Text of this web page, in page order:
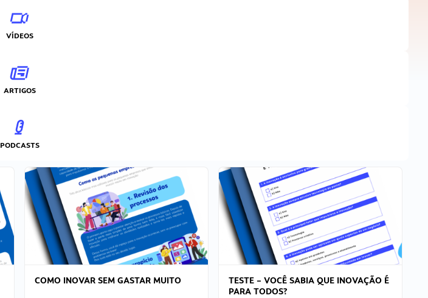
VÍDEOS
ARTIGOS
PODCASTS
COMO INOVAR SEM GASTAR MUITO
TESTE – VOCÊ SABIA QUE INOVAÇÃO É
PARA TODOS?